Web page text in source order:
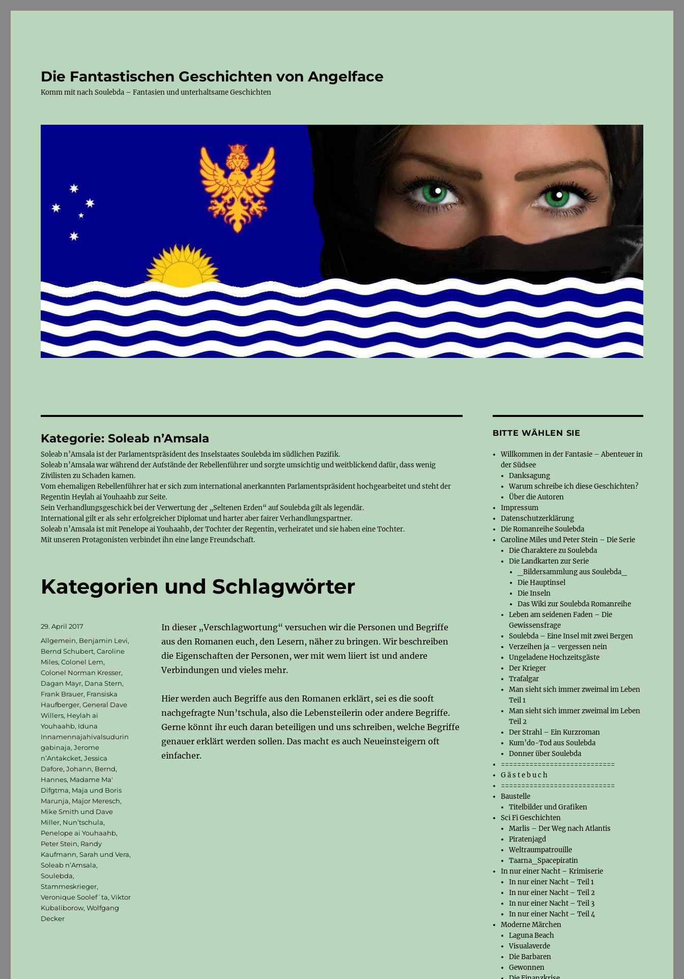
Die Fantastischen Geschichten von Angelface
Komm mit nach Soulebda – Fantasien und unterhaltsame Geschichten
Kategorie:Soleab n’Amsala
Soleab n’Amsala ist der Parlamentspräsident des Inselstaates Soulebda im südlichen Pazifik.
Soleab n’Amsala war während der Aufstände der Rebellenführer und sorgte umsichtig und weitblickend dafür, dass wenig
Zivilisten zu Schaden kamen.
Vom ehemaligen Rebellenführer hat er sich zum international anerkannten Parlamentspräsident hochgearbeitet und steht der
Regentin Heylah ai Youhaahb zur Seite.
Sein Verhandlungsgeschick bei der Verwertung der „Seltenen Erden“ auf Soulebda gilt als legendär.
International gilt er als sehr erfolgreicher Diplomat und harter aber fairer Verhandlungspartner.
Soleab n’Amsala ist mit Penelope ai Youhaahb, der Tochter der Regentin, verheiratet und sie haben eine Tochter.
Mit unseren Protagonisten verbindet ihn eine lange Freundschaft.
Kategorien und Schlagwörter
In dieser „Verschlagwortung“ versuchen wir die Personen und Begriffe
aus den Romanen euch, den Lesern, näher zu bringen. Wir beschreiben
die Eigenschaften der Personen, wer mit wem liiert ist und andere
Verbindungen und vieles mehr.
Hier werden auch Begriffe aus den Romanen erklärt, sei es die sooft
nachgefragte Nun’tschula, also die Lebensteilerin oder andere Begriffe.
Gerne könnt ihr euch daran beteiligen und uns schreiben, welche Begriffe
genauer erklärt werden sollen. Das macht es auch Neueinsteigern oft
einfacher.
Veröffentlicht
am
29. April 2017
Kategorien
Allgemein, Benjamin Levi,
Bernd Schubert,Caroline
Miles,Colonel Lem,
Colonel Norman Kresser,
Dagan Mayr, Dana Stern,
Frank Brauer, Fransiska
Haufberger,General Dave
Willers, Heylah ai
Youhaahb, Iduna
Innamennajahivalsudurin
gabinaja,Jerome
n’Antakcket,Jessica
Dafore,Johann, Bernd,
Hannes, Madame Ma'
Difgtma, Maja und Boris
Marunja, Major Meresch,
Mike Smith und Dave
Miller, Nun’tschula,
Penelope ai Youhaahb,
Peter Stein, Randy
Kaufmann,Sarah und Vera,
Soleab n’Amsala,
Soulebda,
Stammeskrieger,
Veronique Soolef´ta,Viktor
Kubaliborow,Wolfgang
Decker
BITTE WÄHLEN SIE
Willkommen in der Fantasie – Abenteuer in
der Südsee
Danksagung
Warum schreibe ich diese Geschichten?
Über die Autoren
Impressum
Datenschutzerklärung
Die Romanreihe Soulebda
Caroline Miles und Peter Stein – Die Serie
Die Charaktere zu Soulebda
Die Landkarten zur Serie
_Bildersammlung aus Soulebda_
Die Hauptinsel
Die Inseln
Das Wiki zur Soulebda Romanreihe
Leben am seidenen Faden – Die
Gewissensfrage
Soulebda – Eine Insel mit zwei Bergen
Verzeihen ja – vergessen nein
Ungeladene Hochzeitsgäste
Der Krieger
Trafalgar
Man sieht sich immer zweimal im Leben
Teil 1
Man sieht sich immer zweimal im Leben
Teil 2
Der Strahl – Ein Kurzroman
Kum’do-Tod aus Soulebda
Donner über Soulebda
============================
G ä s t e b u c h
============================
Baustelle
Titelbilder und Grafiken
Sci Fi Geschichten
Marlis – Der Weg nach Atlantis
Piratenjagd
Weltraumpatrouille
Taarna_Spacepiratin
In nur einer Nacht – Krimiserie
In nur einer Nacht – Teil 1
In nur einer Nacht – Teil 2
In nur einer Nacht – Teil 3
In nur einer Nacht – Teil 4
Moderne Märchen
Laguna Beach
Visualaverde
Die Barbaren
Gewonnen